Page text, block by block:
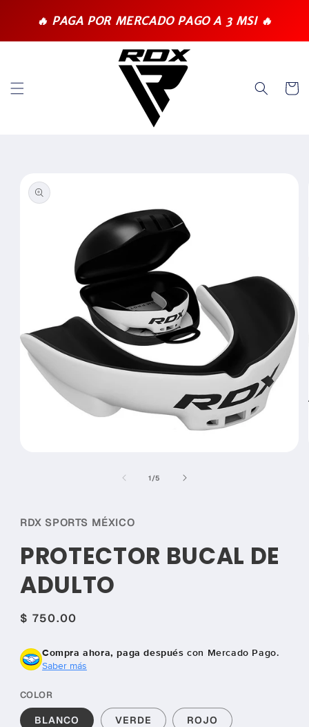
🔥 PAGA POR MERCADO PAGO A 3 MSI 🔥
directamente
al contenido
Carrito
información
ventana
modal
1/de
5
RDX SPORTS MÉXICO
PROTECTOR BUCAL DE
ADULTO
Precio
$ 750.00
Compra ahora, paga después con Mercado Pago.
Saber más
COLOR
BLANCO VERDE ROJO